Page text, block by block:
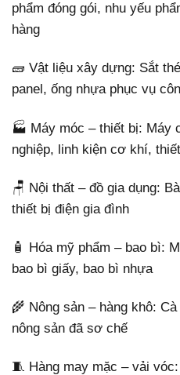
phẩm đóng gói, nhu yếu
hàng
🧱 Vật liệu xây dựng: Sắt
panel, ống nhựa phục vụ
🏭 Máy móc – thiết bị: Máy
nghiệp, linh kiện cơ khí,
🪑 Nội thất – đồ gia dụng:
thiết bị điện gia đình
🧴 Hóa mỹ phẩm – bao bì:
bao bì giấy, bao bì nhựa
🌾 Nông sản – hàng khô:
nông sản đã sơ chế
🧵 Hàng may mặc – vải